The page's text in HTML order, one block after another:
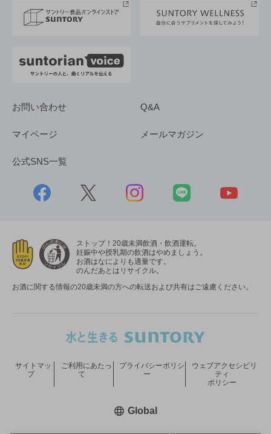
採用情報
お問い合わせ Q&A
マイページ メールマガジン
公式SNS一覧
ストップ！20歳未満飲酒・飲酒運転。
妊娠中や授乳期の飲酒はやめましょう。
お酒はなによりも適量です。
のんだあとはリサイクル。
お酒に関する情報の20歳未満の方への転送および共有はご遠慮ください。
サイトマッ
プ
ご利用にあたっ
て
プライバシーポリシ
ー
ウェブアクセシビリ
ティ
ポリシー
Global新しいウィンドウで開く